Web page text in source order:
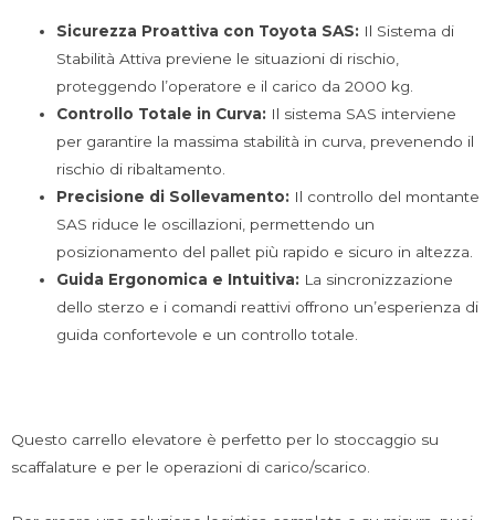
Sicurezza Proattiva con Toyota SAS: Il Sistema di
Stabilità Attiva previene le situazioni di rischio,
proteggendo l’operatore e il carico da 2000 kg.
Controllo Totale in Curva: Il sistema SAS interviene
per garantire la massima stabilità in curva, prevenendo il
rischio di ribaltamento.
Precisione di Sollevamento: Il controllo del montante
SAS riduce le oscillazioni, permettendo un
posizionamento del pallet più rapido e sicuro in altezza.
Guida Ergonomica e Intuitiva: La sincronizzazione
dello sterzo e i comandi reattivi offrono un’esperienza di
guida confortevole e un controllo totale.
Questo carrello elevatore è perfetto per lo stoccaggio su
scaffalature e per le operazioni di carico/scarico.